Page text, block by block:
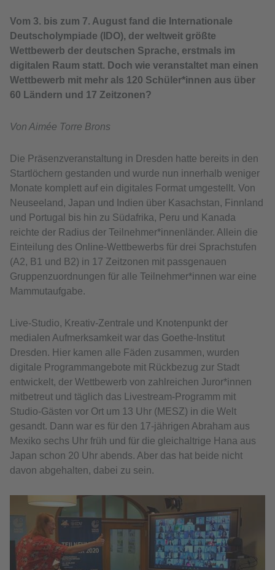
Vom 3. bis zum 7. August fand die Internationale
Deutscholympiade (IDO), der weltweit größte
Wettbewerb der deutschen Sprache, erstmals im
digitalen Raum statt. Doch wie veranstaltet man einen
Wettbewerb mit mehr als 120 Schüler*innen aus über
60 Ländern und 17 Zeitzonen?
Von Aimée Torre Brons
Die Präsenzveranstaltung in Dresden hatte bereits in den
Startlöchern gestanden und wurde nun innerhalb weniger
Monate komplett auf ein digitales Format umgestellt. Von
Neuseeland, Japan und Indien über Kasachstan, Finnland
und Portugal bis hin zu Südafrika, Peru und Kanada
reichte der Radius der Teilnehmer*innenländer. Allein die
Einteilung des Online-Wettbewerbs für drei Sprachstufen
(A2, B1 und B2) in 17 Zeitzonen mit passgenauen
Gruppenzuordnungen für alle Teilnehmer*innen war eine
Mammutaufgabe.
Live-Studio, Kreativ-Zentrale und Knotenpunkt der
medialen Aufmerksamkeit war das Goethe-Institut
Dresden. Hier kamen alle Fäden zusammen, wurden
digitale Programmangebote mit Rückbezug zur Stadt
entwickelt, der Wettbewerb von zahlreichen Juror*innen
mitbetreut und täglich das Livestream-Programm mit
Studio-Gästen vor Ort um 13 Uhr (MESZ) in die Welt
gesandt. Dann war es für den 17-jährigen Abraham aus
Mexiko sechs Uhr früh und für die gleichaltrige Hana aus
Japan schon 20 Uhr abends. Aber das hat beide nicht
davon abgehalten, dabei zu sein.